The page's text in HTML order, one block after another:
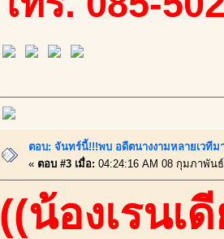
ตอบ: จันทร์นี้!!!พบ อดีตนางงามหลายเวที
« ตอบ #3 เมื่อ: 04:24:16 AM 08 กุมภาพัน
((น้องเรนเ